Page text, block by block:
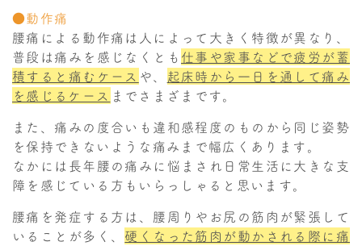
●動作痛
腰痛による動作痛は人によって大きく特徴が異なり、
普段は痛みを感じなくとも 仕事や家事などで疲労が蓄
積すると痛むケース や、 起床時から一日を通して痛み
を感じるケース までさまざまです。
また、痛みの度合いも違和感程度のものから同じ姿勢
を保持できないような痛みまで幅広くあります。
なかには長年腰の痛みに悩まされ日常生活に大きな支
障を感じている方もいらっしゃると思います。
腰痛を発症する方は、腰周りやお尻の筋肉が緊張して
いることが多く、 硬くなった筋肉が動かされる際に痛